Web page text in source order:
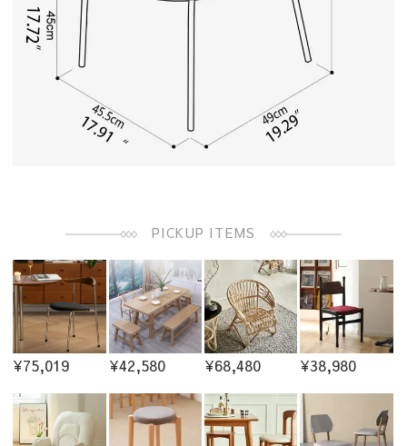
PICKUP ITEMS
¥75,019 ¥42,580 ¥68,480 ¥38,980